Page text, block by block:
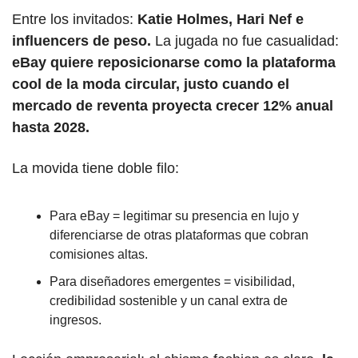
Entre los invitados: Katie Holmes, Hari Nef e
influencers de peso. La jugada no fue casualidad:
eBay quiere reposicionarse como la plataforma
cool de la moda circular, justo cuando el
mercado de reventa proyecta crecer 12% anual
hasta 2028.
La movida tiene doble filo:
Para eBay = legitimar su presencia en lujo y
diferenciarse de otras plataformas que cobran
comisiones altas.
Para diseñadores emergentes = visibilidad,
credibilidad sostenible y un canal extra de
ingresos.